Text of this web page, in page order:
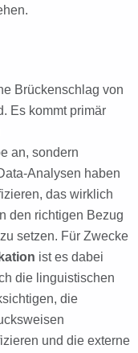
Brückenschlag von
Es kommt primär
an, sondern
Analysen haben
das wirklich
den richtigen Bezug
setzen. Für Zwecke
ist es dabei
die linguistischen
die
und die externe